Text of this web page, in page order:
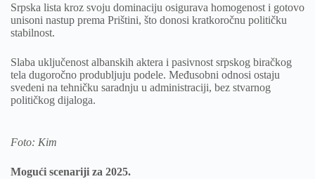
Srpska lista kroz svoju dominaciju osigurava homogenost i gotovo
unisoni nastup prema Prištini, što donosi kratkoročnu političku
stabilnost.
Slaba uključenost albanskih aktera i pasivnost srpskog biračkog
tela dugoročno produbljuju podele. Međusobni odnosi ostaju
svedeni na tehničku saradnju u administraciji, bez stvarnog
političkog dijaloga.
Foto: Kim
Mogući scenariji za 2025.